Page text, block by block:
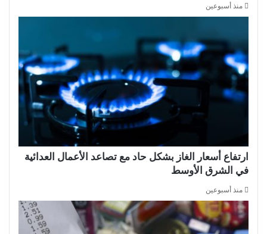
منذ أسبوعين
ارتفاع أسعار الغاز بشكل حاد مع تصاعد الأعمال العدائية
في الشرق الأوسط
منذ أسبوعين